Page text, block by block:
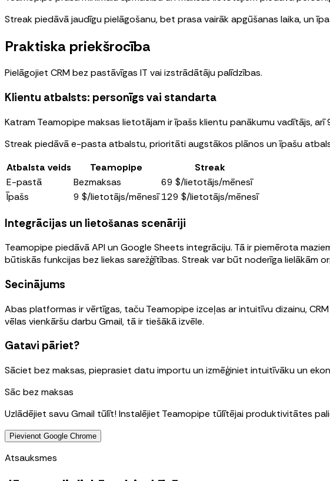
Streak piedāvā jaudīgu pielāgošanu, bet prasa vairāk apgūšanas laika, un
Praktiska priekšrocība
Pielāgojiet CRM bez pastāvīgas IT vai izstrādātāju palīdzības.
Klientu atbalsts: personīgs vai standarta
Katram Teamopipe maksas lietotājam ir īpašs klientu panākumu vadītājs,
Streak piedāvā e-pasta atbalstu, prioritāti augstākos plānos un īpašu
Atbalsta veids
Teamopipe
Streak
E-pastā
Bezmaksas
69 $/lietotājs/mēnesī
Īpašs
9 $/lietotājs/mēnesī 129 $/lietotājs/mēnesī
Integrācijas un lietošanas scenāriji
Teamopipe piedāvā API un Google Sheets integrāciju. Tā ir piemērota
būtiskās funkcijas bez liekas sarežģītības. Streak var būt noderīga lielākām
Secinājums
Abas platformas ir vērtīgas, taču Teamopipe izceļas ar intuitīvu dizainu,
vēlas vienkāršu darbu Gmail, tā ir tiešākā izvēle.
Gatavi pāriet?
Sāciet bez maksas, pieprasiet datu importu un izmēģiniet intuitīvāku un
Sāc bez maksas
Uzlādējiet savu Gmail tūlīt! Instalējiet Teamopipe tūlītējai produktivitātes
Pievienot Google Chrome
Atsauksmes